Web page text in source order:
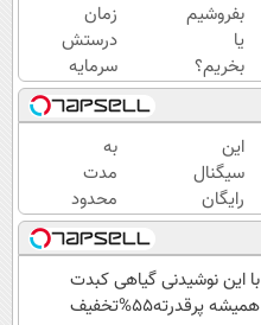
بفروشیم
یا
بخریم؟
سیگنال
تخصصی
دریافت
کن (
اشتراک
رایگان )
زمان
درستش
سرمایه
گذاری
کن ✅
این
سیگنال
رایگان
رو از
دست
نده
(مدت
به
مدت
محدود
سیگنال
رایگان
سرمایه
گذاری
با این نوشیدنی گیاهی کبدت
همیشه پرقدرته55%تخفیف